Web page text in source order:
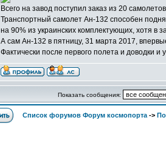
Всего на завод поступил заказ из 20
Транспортный самолет Ан-132 способен
на 90% из украинских комплектующих, хотя в
А сам Ан-132 в пятницу, 31 марта 2017,
Фактически после первого полета и доводки
Показать сообщения:
Список форумов Форум космопорта ->